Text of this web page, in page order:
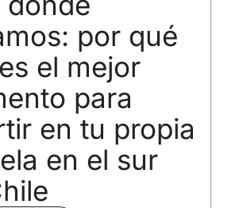
por qué
el mejor
para
en tu propia
en el sur